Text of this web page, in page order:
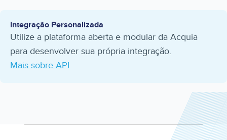
Integração Personalizada
Utilize a plataforma aberta e modular da Acquia
para desenvolver sua própria integração.
Mais sobre API